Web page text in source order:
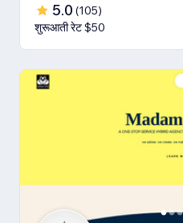
5.0 (105)
शुरूआती रेट $50